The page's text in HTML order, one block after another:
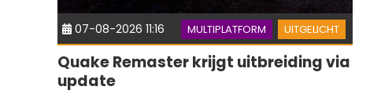
07-08-2026 11:16 MULTIPLATFORM UITGELICHT
Quake Remaster krijgt uitbreiding via
update